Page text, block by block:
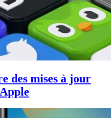
des mises à jour